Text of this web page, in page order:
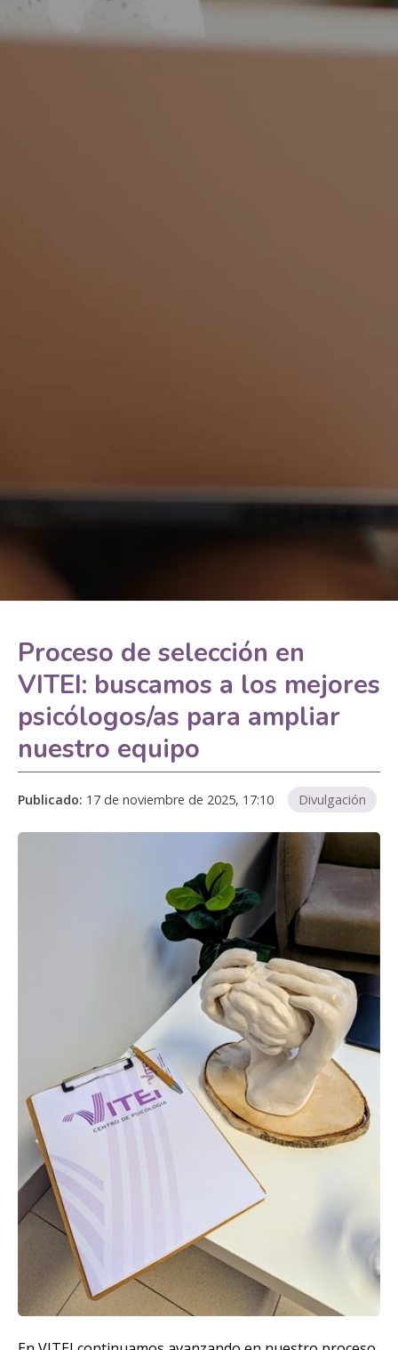
Proceso de selección en
VITEI: buscamos a los mejores
psicólogos/as para ampliar
nuestro equipo
Publicado: 17 de noviembre de 2025, 17:10 Divulgación